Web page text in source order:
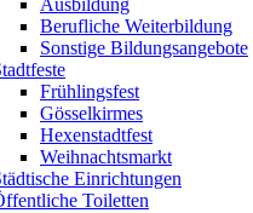
Ausbildung
Berufliche Weiterbildung
Sonstige Bildungsangebote
Frühlingsfest
Gösselkirmes
Hexenstadtfest
Weihnachtsmarkt
Einrichtungen
Toiletten